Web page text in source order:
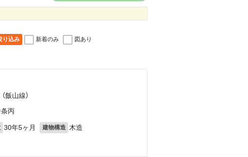
り込み 新着のみ 図あり
飯山線）
丙
30年5ヶ月 建物構造 木造